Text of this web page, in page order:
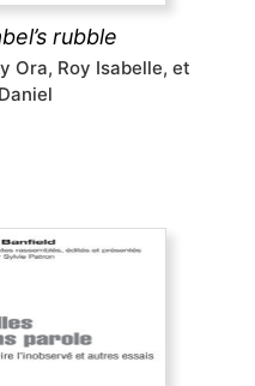
rubble
Ora, Roy Isabelle, et